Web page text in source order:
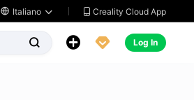
 Italiano   Creality Cloud App
   Log In